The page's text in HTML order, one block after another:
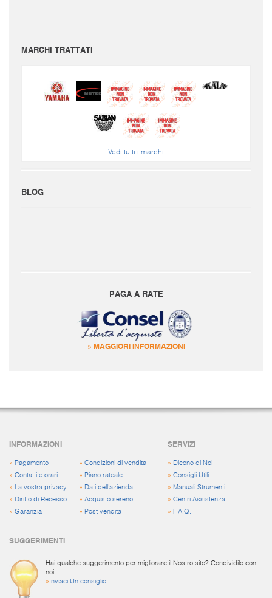
MARCHI TRATTATI
Vedi tutti i marchi
BLOG
PAGA A RATE
» MAGGIORI INFORMAZIONI
INFORMAZIONI
» Pagamento
» Contatti e orari
»
La vostra privacy
» Diritto di Recesso
» Garanzia
» Condizioni di vendita
» Piano rateale
» Dati dell'azienda
» Acquisto sereno
» Post vendita
SERVIZI
» Dicono di Noi
»Consigli Utili
» Manuali Strumenti
»Centri Assistenza
» F.A.Q.
SUGGERIMENTI
Hai qualche suggerimento per migliorare il Nostro sito? Condividilo con
noi:
» Inviaci Un consiglio